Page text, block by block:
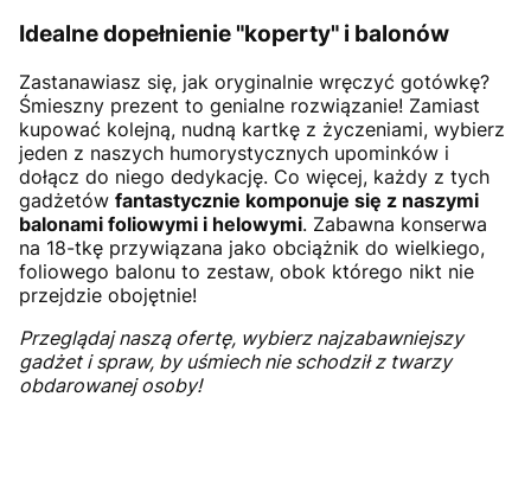
Idealne dopełnienie "koperty" i balonów
Zastanawiasz się, jak oryginalnie wręczyć gotówkę?
Śmieszny prezent to genialne rozwiązanie! Zamiast
kupować kolejną, nudną kartkę z życzeniami, wybierz
jeden z naszych humorystycznych upominków i
dołącz do niego dedykację. Co więcej, każdy z tych
gadżetów fantastycznie komponuje się z naszymi
balonami foliowymi i helowymi. Zabawna konserwa
na 18-tkę przywiązana jako obciążnik do wielkiego,
foliowego balonu to zestaw, obok którego nikt nie
przejdzie obojętnie!
Przeglądaj naszą ofertę, wybierz najzabawniejszy
gadżet i spraw, by uśmiech nie schodził z twarzy
obdarowanej osoby!